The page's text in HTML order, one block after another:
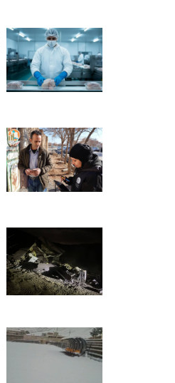
23 Dey 1404 - 20:31
07 Dey 1404 - 17:08